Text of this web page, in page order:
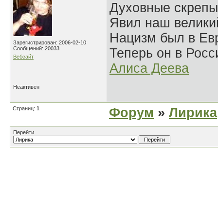
Зарегистрирован: 2006-02-10
Сообщений: 20033
Вебсайт
Духовные
Явил наш
Нацизм был в
Теперь он в
Алиса Деева
Неактивен
Страниц: 1 Форум » Лирика
Перейти